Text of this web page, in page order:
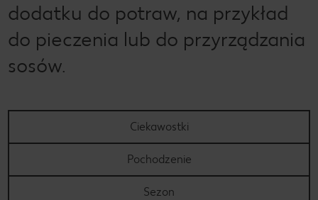
dodatku do potraw, na przykład
do pieczenia lub do przyrządzania
sosów.
Ciekawostki
Pochodzenie
Sezon